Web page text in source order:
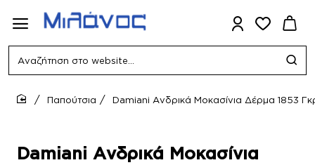
Αναζήτηση
website...
Damiani Ανδρικά Μοκασίνια
Παπούτσια Damiani Ανδρικά Μοκασίνια Δέρμα 1853